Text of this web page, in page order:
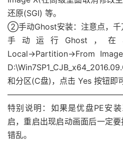
还原(SGI) 等。
②手动Ghost安装：注意点，千
手动运行Ghost，
Local→Partition→From
和分区(C盘)，点击 Yes 按钮即
特别说明：如果是优盘PE安
启，重启出现启动画面后一定
错乱。